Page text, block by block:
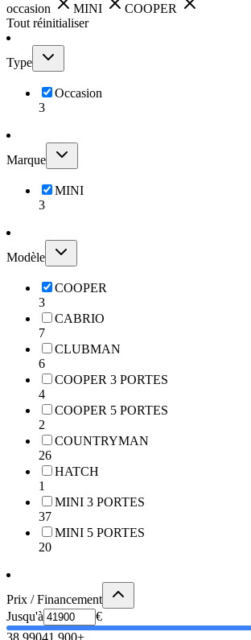
occasion
MINI
COOPER
Tout réinitialiser
Type
Occasion
3
Marque
MINI
3
Modèle
COOPER
3
CABRIO
7
CLUBMAN
6
COOPER 3 PORTES
4
COOPER 5 PORTES
2
COUNTRYMAN
26
HATCH
1
MINI 3 PORTES
37
MINI 5 PORTES
20
Prix / Financement
Jusqu'à
€
38,99041,900+